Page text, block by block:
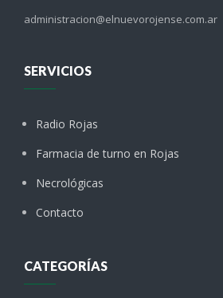
administracion@elnuevorojense.com.ar
SERVICIOS
Radio Rojas
Farmacia de turno en Rojas
Necrológicas
Contacto
CATEGORÍAS